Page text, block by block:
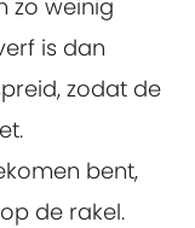
zo weinig
is dan
zodat de
bent,
de rakel.